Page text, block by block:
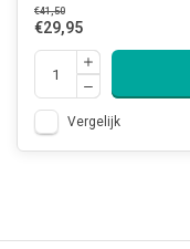
€41,50
€29,95
Vergelijk